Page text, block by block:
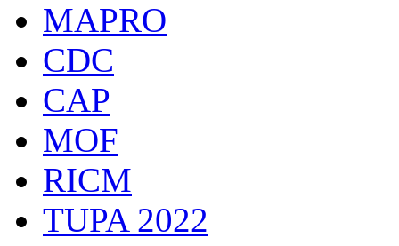
MAPRO
CDC
CAP
MOF
RICM
TUPA 2022